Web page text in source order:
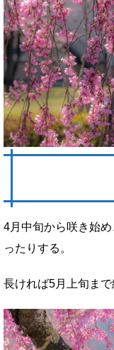
4月中旬から咲き始
ったりする。
長ければ5月上旬まで